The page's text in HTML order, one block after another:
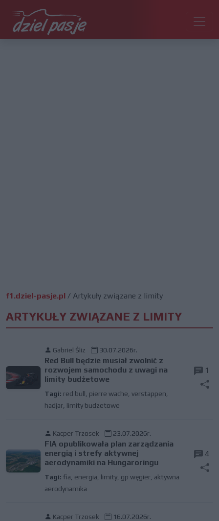
f1.dziel-pasje.pl / Artykuły związane z limity
ARTYKUŁY ZWIĄZANE Z LIMITY
Gabriel Śliz 30.07.2026r.
Red Bull będzie musiał zwolnić z
rozwojem samochodu z uwagi na
limity budżetowe
Tagi: red bull pierre wache verstappen
hadjar limity budzetowe
1
Kacper Trzosek 23.07.2026r.
FIA opublikowała plan zarządzania
energią i strefy aktywnej
aerodynamiki na Hungaroringu
Tagi: fia energia limity, gp węgier aktywna
aerodynamika
4
Kacper Trzosek 16.07.2026r.